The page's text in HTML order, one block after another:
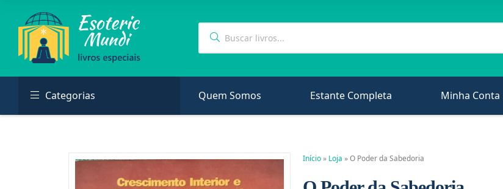
Categorias Quem Somos Estante Completa Minha Conta
Início» Loja »O Poder da Sabedoria